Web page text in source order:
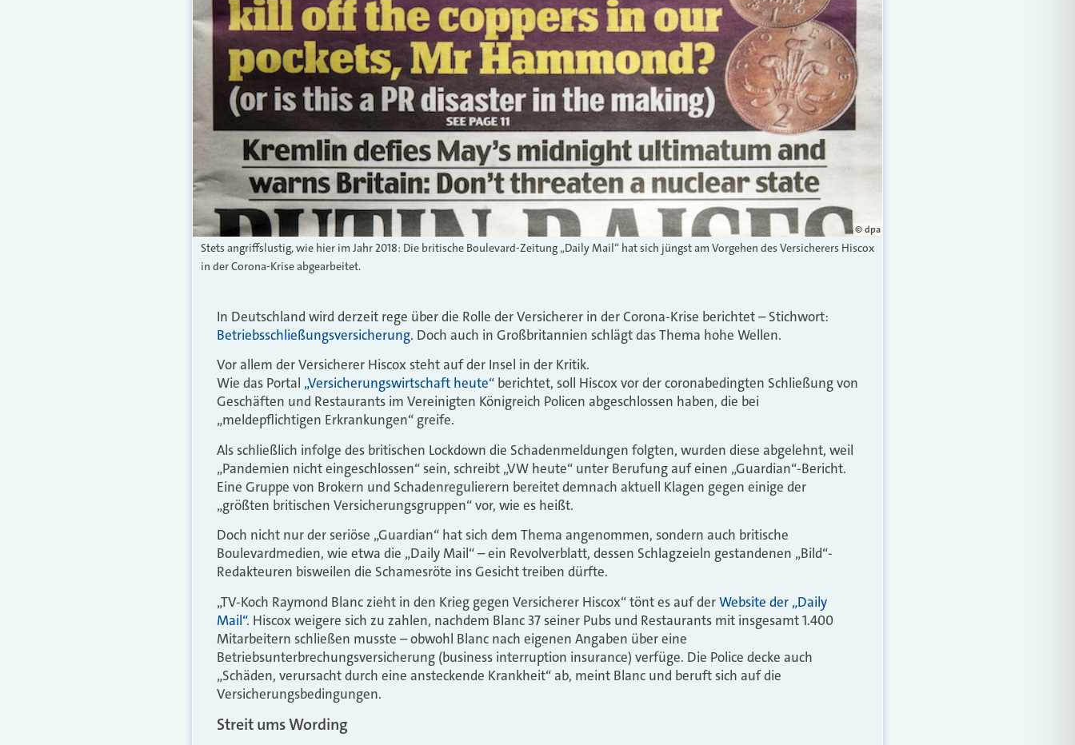
© dpa
Stets angriffslustig, wie hier im Jahr 2018: Die britische Boulevard-Zeitung „Daily Mail“ hat sich jüngst am Vorgehen des Versicherers Hiscox
in der Corona-Krise abgearbeitet.
In Deutschland wird derzeit rege über die Rolle der Versicherer in der Corona-Krise berichtet – Stichwort:
Betriebsschließungsversicherung. Doch auch in Großbritannien schlägt das Thema hohe Wellen.
Vor allem der Versicherer Hiscox steht auf der Insel in der Kritik.
Wie das Portal „Versicherungswirtschaft heute“ berichtet, soll Hiscox vor der coronabedingten Schließung von
Geschäften und Restaurants im Vereinigten Königreich Policen abgeschlossen haben, die bei
„meldepflichtigen Erkrankungen“ greife.
Als schließlich infolge des britischen Lockdown die Schadenmeldungen folgten, wurden diese abgelehnt, weil
„Pandemien nicht eingeschlossen“ sein, schreibt „VW heute“ unter Berufung auf einen „Guardian“-Bericht.
Eine Gruppe von Brokern und Schadenregulierern bereitet demnach aktuell Klagen gegen einige der
„größten britischen Versicherungsgruppen“ vor, wie es heißt.
Doch nicht nur der seriöse „Guardian“ hat sich dem Thema angenommen, sondern auch britische
Boulevardmedien, wie etwa die „Daily Mail“ – ein Revolverblatt, dessen Schlagzeieln gestandenen „Bild“-
Redakteuren bisweilen die Schamesröte ins Gesicht treiben dürfte.
„TV-Koch Raymond Blanc zieht in den Krieg gegen Versicherer Hiscox“ tönt es auf derWebsite der „Daily
Mail“. Hiscox weigere sich zu zahlen, nachdem Blanc 37 seiner Pubs und Restaurants mit insgesamt 1.400
Mitarbeitern schließen musste – obwohl Blanc nach eigenen Angaben über eine
Betriebsunterbrechungsversicherung (business interruption insurance) verfüge. Die Police decke auch
„Schäden, verursacht durch eine ansteckende Krankheit“ ab, meint Blanc und beruft sich auf die
Versicherungsbedingungen.
Streit ums Wording